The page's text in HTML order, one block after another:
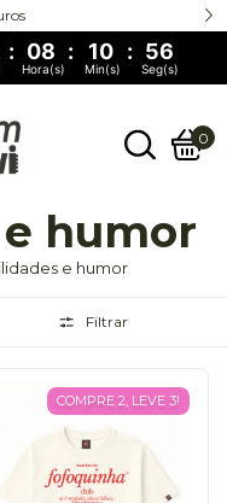
: 08 : 10 : 55
Hora(s) Min(s) Seg(s)
0
humor
e humor
Filtrar
COMPRE 2, LEVE 3!